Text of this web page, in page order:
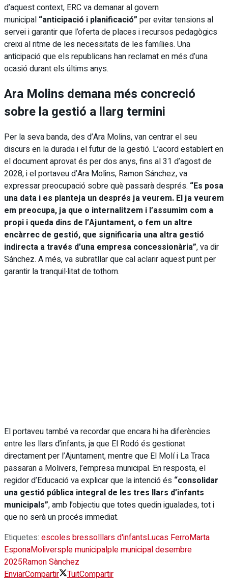
d’aquest context, ERC va demanar al govern
municipal “anticipació i planificació” per evitar tensions al
servei i garantir que l’oferta de places i recursos pedagògics
creixi al ritme de les necessitats de les famílies. Una
anticipació que els republicans han reclamat en més d’una
ocasió durant els últims anys.
Ara Molins demana més concreció
sobre la gestió a llarg termini
Per la seva banda, des d’Ara Molins, van centrar el seu
discurs en la durada i el futur de la gestió. L’acord establert en
el document aprovat és per dos anys, fins al 31 d’agost de
2028, i el portaveu d’Ara Molins, Ramon Sánchez, va
expressar preocupació sobre què passarà després. “Es posa
una data i es planteja un després ja veurem. El ja veurem
em preocupa, ja que o internalitzem i l’assumim com a
propi i queda dins de l’Ajuntament, o fem un altre
encàrrec de gestió, que significaria una altra gestió
indirecta a través d’una empresa concessionària”, va dir
Sánchez. A més, va subratllar que cal aclarir aquest punt per
garantir la tranquil·litat de tothom.
El portaveu també va recordar que encara hi ha diferències
entre les llars d’infants, ja que El Rodó és gestionat
directament per l’Ajuntament, mentre que El Molí i La Traca
passaran a Molivers, l’empresa municipal. En resposta, el
regidor d’Educació va explicar que la intenció és “consolidar
una gestió pública integral de les tres llars d’infants
municipals”, amb l’objectiu que totes quedin igualades, tot i
que no serà un procés immediat.
Etiquetes: escoles bressolllars d'infantsLucas FerroMarta
EsponaMoliversple municipalple municipal desembre
2025Ramon Sànchez
EnviarCompartir TuitCompartir